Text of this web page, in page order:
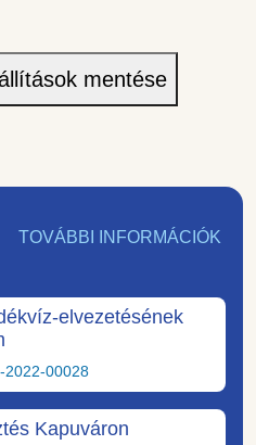
mentése
TOVÁBBI INFORMÁCIÓK
elvezetésének
2022-00028
Kapuváron